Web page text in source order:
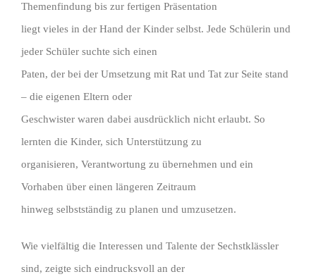
Themenfindung bis zur fertigen Präsentation
liegt vieles in der Hand der Kinder selbst. Jede Schülerin und
jeder Schüler suchte sich einen
Paten, der bei der Umsetzung mit Rat und Tat zur Seite stand
– die eigenen Eltern oder
Geschwister waren dabei ausdrücklich nicht erlaubt. So
lernten die Kinder, sich Unterstützung zu
organisieren, Verantwortung zu übernehmen und ein
Vorhaben über einen längeren Zeitraum
hinweg selbstständig zu planen und umzusetzen.
Wie vielfältig die Interessen und Talente der Sechstklässler
sind, zeigte sich eindrucksvoll an der